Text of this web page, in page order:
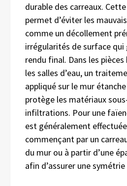
durable des carreaux.
permet d’éviter les
comme un décollement
irrégularités de surface qui
rendu final. Dans les
les salles d’eau, un
appliqué sur le mur
protège les matériaux
infiltrations. Pour une
est généralement
commençant par un
du mur ou à partir d’une
afin d’assurer une